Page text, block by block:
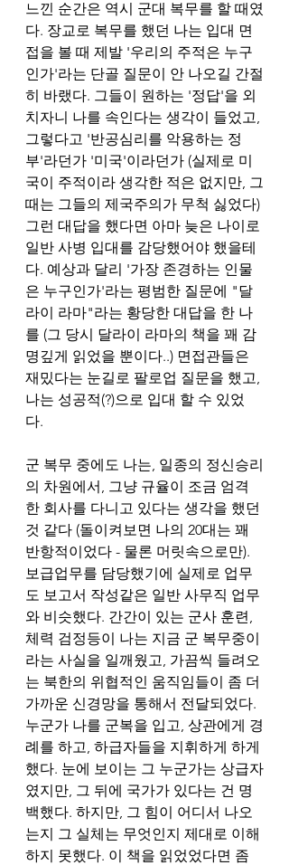
느낀 순간은 역시 군대 복무를 할 때였
다. 장교로 복무를 했던 나는 입대 면
접을 볼 때 제발 '우리의 주적은 누구
인가'라는 단골 질문이 안 나오길 간절
히 바랬다. 그들이 원하는 '정답'을 외
치자니 나를 속인다는 생각이 들었고,
그렇다고 '반공심리를 악용하는 정
부'라던가 '미국'이라던가 (실제로 미
국이 주적이라 생각한 적은 없지만, 그
때는 그들의 제국주의가 무척 싫었다)
그런 대답을 했다면 아마 늦은 나이로
일반 사병 입대를 감당했어야 했을테
다. 예상과 달리 '가장 존경하는 인물
은 누구인가'라는 평범한 질문에 "달
라이 라마"라는 황당한 대답을 한 나
를 (그 당시 달라이 라마의 책을 꽤 감
명깊게 읽었을 뿐이다..) 면접관들은
재밌다는 눈길로 팔로업 질문을 했고,
나는 성공적(?)으로 입대 할 수 있었
다.
군 복무 중에도 나는, 일종의 정신승리
의 차원에서, 그냥 규율이 조금 엄격
한 회사를 다니고 있다는 생각을 했던
것 같다 (돌이켜보면 나의 20대는 꽤
반항적이었다 - 물론 머릿속으로만).
보급업무를 담당했기에 실제로 업무
도 보고서 작성같은 일반 사무직 업무
와 비슷했다. 간간이 있는 군사 훈련,
체력 검정등이 나는 지금 군 복무중이
라는 사실을 일깨웠고, 가끔씩 들려오
는 북한의 위협적인 움직임들이 좀 더
가까운 신경망을 통해서 전달되었다.
누군가 나를 군복을 입고, 상관에게 경
례를 하고, 하급자들을 지휘하게 하게
했다. 눈에 보이는 그 누군가는 상급자
였지만, 그 뒤에 국가가 있다는 건 명
백했다. 하지만, 그 힘이 어디서 나오
는지 그 실체는 무엇인지 제대로 이해
하지 못했다. 이 책을 읽었었다면 좀